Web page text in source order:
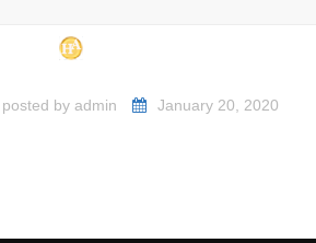
posted by admin
January 20, 2020